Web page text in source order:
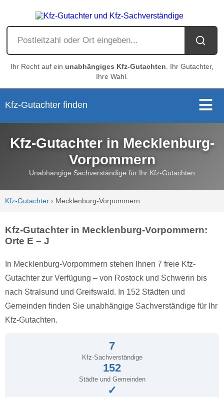
Ihr Recht auf ein unabhängiges Kfz-Gutachten . Ihr Gutachter,
Ihre Wahl.
Kfz-Gutachter finden
Kfz-Gutachter in Mecklenburg-
Vorpommern
Unabhängige Sachverständige für Ihr Kfz-Gutachten
Kfz-Gutachter › Mecklenburg-Vorpommern
Kfz-Gutachter in Mecklenburg-Vorpommern:
Orte E – J
In Mecklenburg-Vorpommern stehen Ihnen 7 freie Kfz-
Gutachter zur Verfügung – von Rostock und Schwerin bis
nach Stralsund und Greifswald. In 152 Städten und
Gemeinden finden Sie unabhängige Sachverständige für Ihr
Kfz-Gutachten.
7
Kfz-Sachverständige
152
Städte und Gemeinden
✓